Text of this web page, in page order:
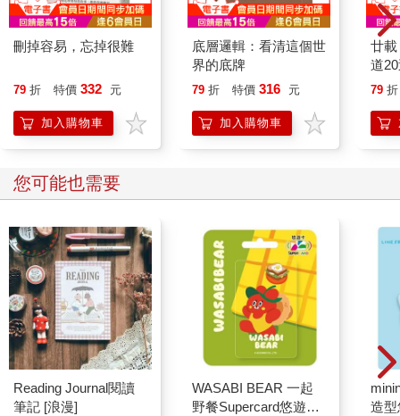
刪掉容易，忘掉很難
79 折 特價 332 元
加入購物車
底層邏輯：看清這個世
界的底牌
79 折 特價 316 元
加入購物車
廿
道
79 折
您可能也需要
Reading Journal閱讀
筆記 [浪漫]
WASABI BEAR 一起
野餐Supercard悠遊卡-
造型